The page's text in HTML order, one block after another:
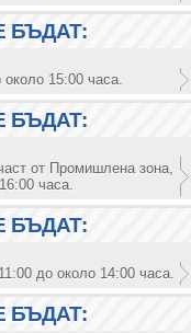
БЪДАТ:
около 15:00 часа.
БЪДАТ:
от Промишлена зона,
часа.
БЪДАТ:
до около 14:00 часа.
БЪДАТ: